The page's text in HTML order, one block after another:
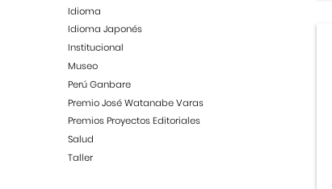
Idioma
Idioma Japonés
Institucional
Museo
Perú Ganbare
Premio José Watanabe Varas
Premios Proyectos Editoriales
Salud
Taller